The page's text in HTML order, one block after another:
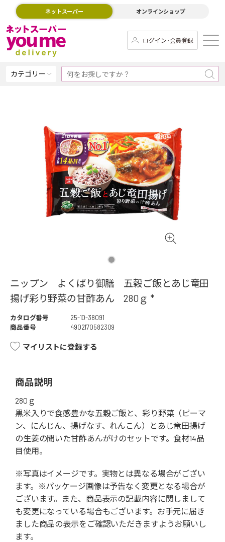
ネットスーパー オンラインショップ
ログイン･会員登録
カテゴリー
ニップン よくばり御膳 五穀ご飯とあじ竜田
揚げ彩り野菜の甘酢あん 280ｇ *
カタログ番号
25-10-38091
商品番号
4902170582309
マイリストに登録する
商品説明
280ｇ
黒米入りで食感豊かな五穀ご飯と、彩り野菜（ピーマ
ン、にんじん、揚げなす、れんこん）とあじ竜田揚げ
の生姜の聞いた甘酢あんがけのセットです。食材14品
目使用。
※写真はイメージです。実物とは異なる場合がござい
ます。※パッケージ画像は予告なく変更となる場合が
ございます。また、商品表示の記載内容に関しまして
も変更になっている場合もございます。お手元に届き
ました商品の表示をご確認いただきますようお願いし
ます。